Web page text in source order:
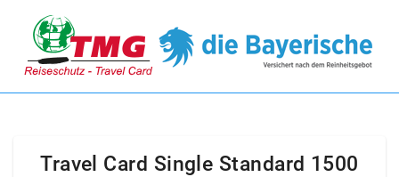
Travel Card Single Standard 1500